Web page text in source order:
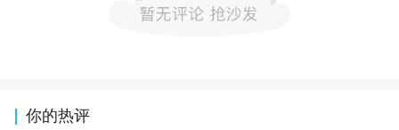
你的热评